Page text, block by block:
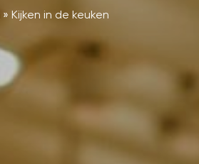
» Kijken in de keuken